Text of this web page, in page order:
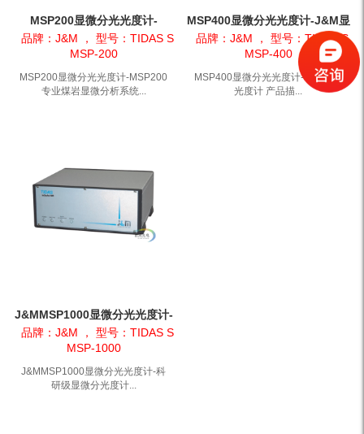
MSP200显微分光光度计-
MSP200专业煤岩显微分析系统
品牌：J&M ， 型号：TIDAS S
MSP-200
MSP200显微分光光度计-MSP200
专业煤岩显微分析系统...
MSP400显微分光光度计-J&M显
微光度计
品牌：J&M ， 型号：TIDAS S
MSP-400
MSP400显微分光光度计-J&M显微
光度计 产品描...
J&MMSP1000显微分光光度计-
科研级显微分光度计
品牌：J&M ， 型号：TIDAS S
MSP-1000
J&MMSP1000显微分光光度计-科
研级显微分光度计...